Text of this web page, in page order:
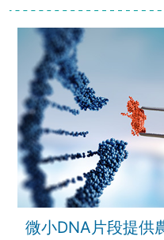
微小DNA片段提供